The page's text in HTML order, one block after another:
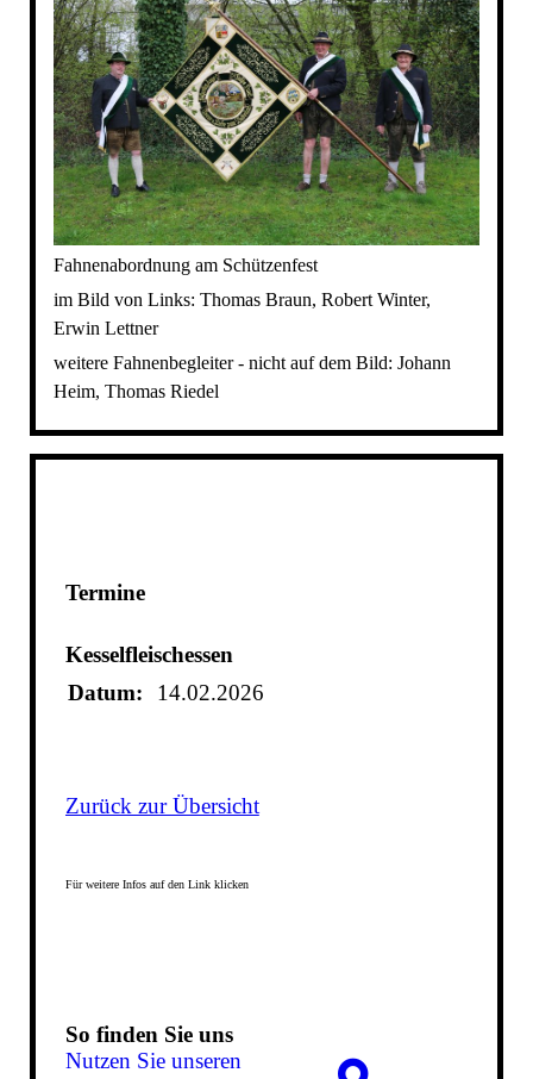
Fahnenabordnung am Schützenfest
im Bild von Links: Thomas Braun, Robert Winter,
Erwin Lettner
weitere Fahnenbegleiter - nicht auf dem Bild: Johann
Heim, Thomas Riedel
Termine
Kesselfleischessen
Datum:
14.02.2026
Zurück zur Übersicht
Für weitere Infos auf den Link klicken
So finden Sie uns
Nutzen Sie unseren